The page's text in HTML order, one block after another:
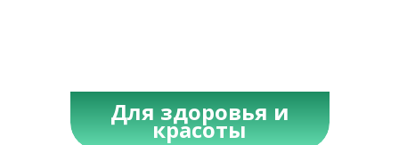
Для здоровья и
красоты